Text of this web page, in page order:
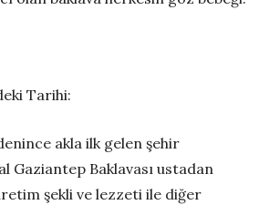
Tarihi:
akla ilk gelen şehir
Gaziantep Baklavası ustadan
şekli ve lezzeti ile diğer